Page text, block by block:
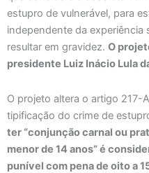
estupro de vulnerável, para
independente da experiência
resultar em gravidez. O
presidente Luiz Inácio Lula
O projeto altera o artigo 217-
tipificação do crime de
ter “conjunção carnal ou
menor de 14 anos” é
punível com pena de oito a